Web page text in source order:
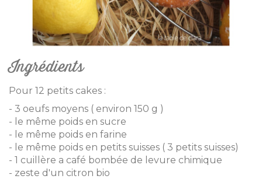
Ingrédients
Pour 12 petits cakes :
- 3 oeufs moyens ( environ 150 g )
- le même poids en sucre
- le même poids en farine
- le même poids en petits suisses ( 3 petits suisses)
- 1 cuillère a café bombée de levure chimique
- zeste d'un citron bio